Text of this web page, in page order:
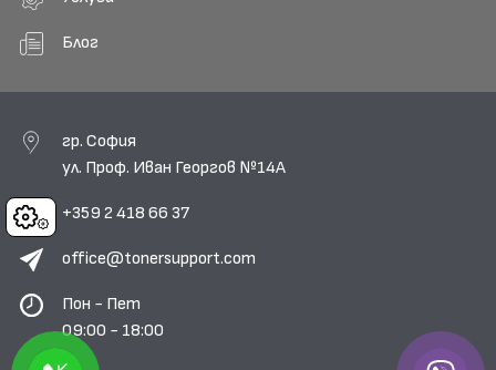
Cookies
Блог
гр. София
ул. Проф. Иван Георгов №14А
+359 2 418 66 37
office@tonersupport.com
Пон - Пет
09:00 - 18:00